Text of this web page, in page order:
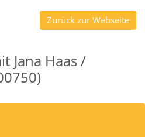
Zurück zur Webseite
Jana Haas /